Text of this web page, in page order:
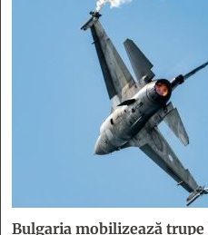
Bulgaria mobilizează